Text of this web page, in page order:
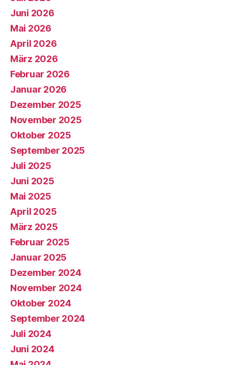
Juni 2026
Mai 2026
April 2026
März 2026
Februar 2026
Januar 2026
Dezember 2025
November 2025
Oktober 2025
September 2025
Juli 2025
Juni 2025
Mai 2025
April 2025
März 2025
Februar 2025
Januar 2025
Dezember 2024
November 2024
Oktober 2024
September 2024
Juli 2024
Juni 2024